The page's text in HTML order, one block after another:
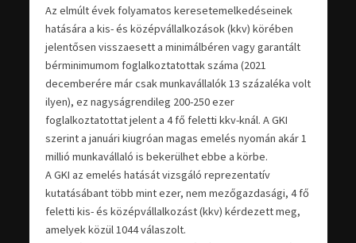
Az elmúlt évek folyamatos keresetemelkedéseinek
hatására a kis- és középvállalkozások (kkv) körében
jelentősen visszaesett a minimálbéren vagy garantált
bérminimumom foglalkoztatottak száma (2021
decemberére már csak munkavállalók 13 százaléka volt
ilyen), ez nagyságrendileg 200-250 ezer
foglalkoztatottat jelent a 4 fő feletti kkv-knál. A GKI
szerint a januári kiugróan magas emelés nyomán akár 1
millió munkavállaló is bekerülhet ebbe a körbe.
A GKI az emelés hatását vizsgáló reprezentatív
kutatásábant több mint ezer, nem mezőgazdasági, 4 fő
feletti kis- és középvállalkozást (kkv) kérdezett meg,
amelyek közül 1044 válaszolt.